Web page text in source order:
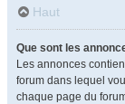
Haut
Que sont les
Les annonces
forum dans lequel
chaque page du